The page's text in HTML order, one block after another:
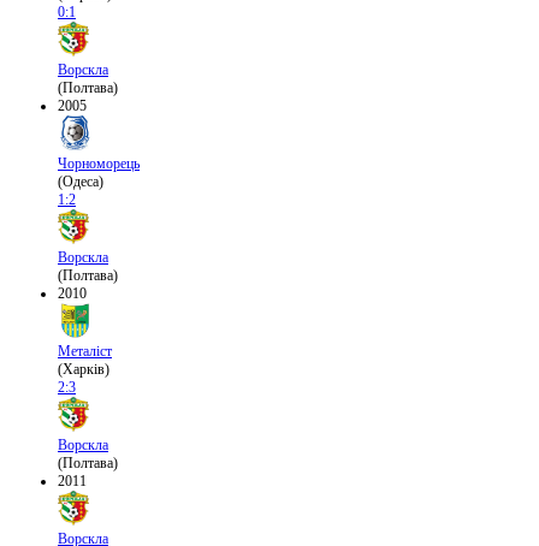
0:1
Ворскла
(Полтава)
2005
Чорноморець
(Одеса)
1:2
Ворскла
(Полтава)
2010
Металіст
(Харків)
2:3
Ворскла
(Полтава)
2011
Ворскла